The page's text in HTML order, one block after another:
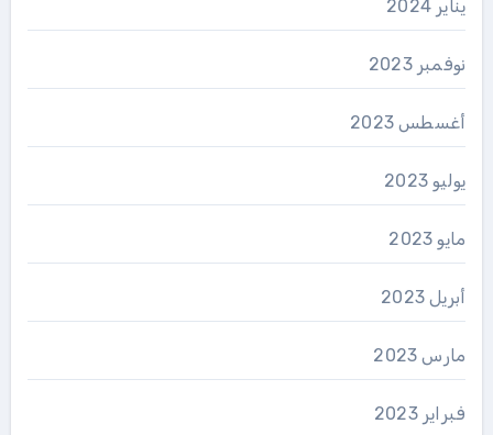
يناير 2024
نوفمبر 2023
أغسطس 2023
يوليو 2023
مايو 2023
أبريل 2023
مارس 2023
فبراير 2023